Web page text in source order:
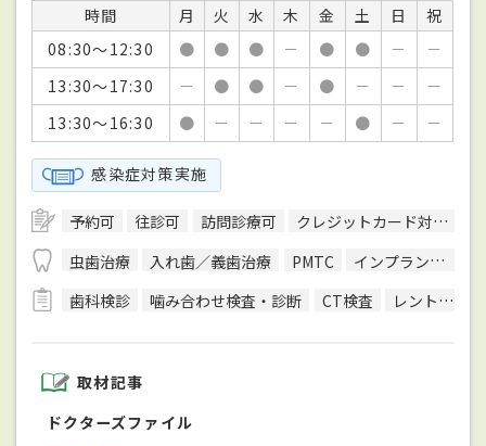
時間 月 火 水 木 金 土 日
祝
08:30～12:30
● ● ● － ● ● －
－
13:30～17:30
－ ● ● － ● － －
－
13:30～16:30
● － － － － ● － －
感染症対策実施
予約可 往診可 訪問診療可 クレジットカード対応
虫歯治療
入れ歯／義歯治療 PMTC
インプラント治療
歯科検診
噛み合わせ検査・診断 CT検査 レントゲン検査
取材記事
ドクターズファイル